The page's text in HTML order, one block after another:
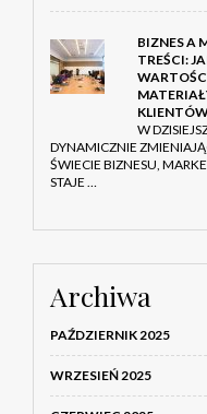
BIZNES A
TREŚCI:
W
DYNAMICZNIE
ŚWIECIE BIZNESU,
STAJE …
Archiwa
PAŹDZIERNIK 2025
WRZESIEŃ 2025